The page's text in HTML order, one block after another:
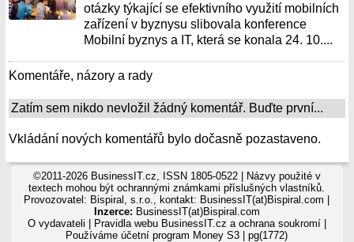
otázky týkající se efektivního využití mobilních
zařízení v byznysu slibovala konference
Mobilní byznys a IT, která se konala 24. 10....
Komentáře, názory a rady
Zatím sem nikdo nevložil žádný komentář. Buďte první...
Vkládání nových komentářů bylo dočasně pozastaveno.
©2011-2026 BusinessIT.cz, ISSN 1805-0522 | Názvy použité v
textech mohou být ochrannými známkami příslušných vlastníků.
Provozovatel: Bispiral, s.r.o., kontakt: BusinessIT(at)Bispiral.com |
Inzerce: BusinessIT(at)Bispiral.com
O vydavateli
Pravidla webu BusinessIT.cz a ochrana soukromí|
Používámeúčetní program Money S3 | pg(1772)